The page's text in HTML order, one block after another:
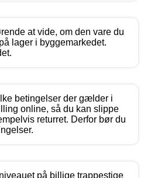
at vide, om den vare du
lager i byggemarkedet.
betingelser der gælder i
online, så du kan slippe
returret. Derfor bør du
på billige trappestige